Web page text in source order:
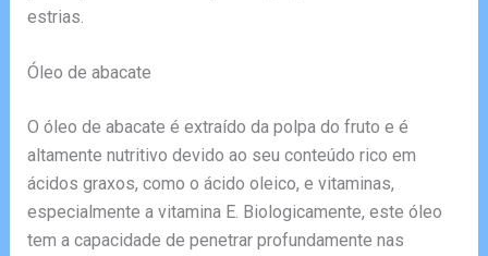
estrias.
Óleo de abacate
O óleo de abacate é extraído da polpa do fruto e é
altamente nutritivo devido ao seu conteúdo rico em
ácidos graxos, como o ácido oleico, e vitaminas,
especialmente a vitamina E. Biologicamente, este óleo
tem a capacidade de penetrar profundamente nas